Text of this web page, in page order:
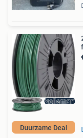
Duurzame Deal